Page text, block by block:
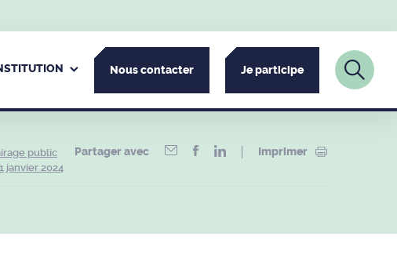
Nous contacter Je participe
public
janvier 2024
Partager avec Imprimer